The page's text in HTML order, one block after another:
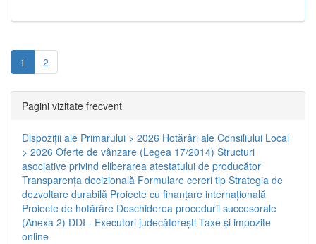
1 2
Pagini vizitate frecvent
Dispoziţii ale Primarului > 2026 Hotărâri ale Consiliului Local
> 2026 Oferte de vânzare (Legea 17/2014) Structuri
asociative privind eliberarea atestatului de producător
Transparenţa decizională Formulare cereri tip Strategia de
dezvoltare durabilă Proiecte cu finanţare internaţională
Proiecte de hotărâre Deschiderea procedurii succesorale
(Anexa 2) DDI - Executori judecătorești Taxe şi impozite
online